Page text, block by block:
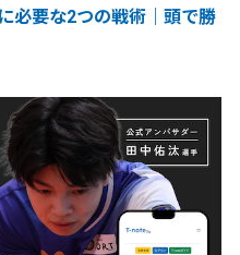
必要な2つの戦術｜頭で勝